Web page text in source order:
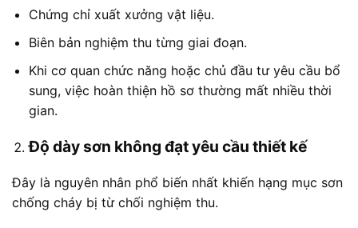
Chứng chỉ xuất xưởng vật liệu.
Biên bản nghiệm thu từng giai đoạn.
Khi cơ quan chức năng hoặc chủ đầu tư yêu cầu bổ
sung, việc hoàn thiện hồ sơ thường mất nhiều thời
gian.
Độ dày sơn không đạt yêu cầu thiết kế
Đây là nguyên nhân phổ biến nhất khiến hạng mục sơn
chống cháy bị từ chối nghiệm thu.